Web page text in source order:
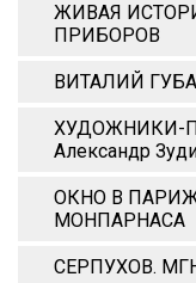
ЖИВАЯ
ПРИБОРОВ
ВИТАЛИЙ
ХУДОЖНИКИ-
Александр
ОКНО В
МОНПАРНАСА
СЕРПУХОВ.